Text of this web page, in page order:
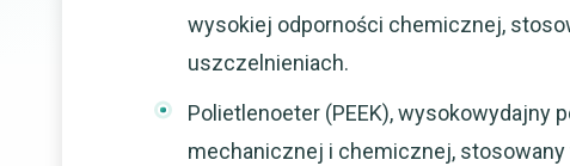
wysokiej odporności chemicznej,
uszczelnieniach.
Polietlenoeter (PEEK), wysokowydajny
mechanicznej i chemicznej,